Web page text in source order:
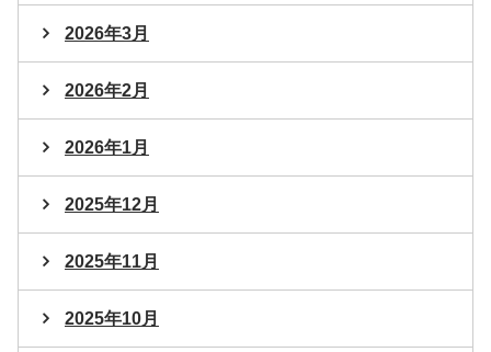
2026年3月
2026年2月
2026年1月
2025年12月
2025年11月
2025年10月